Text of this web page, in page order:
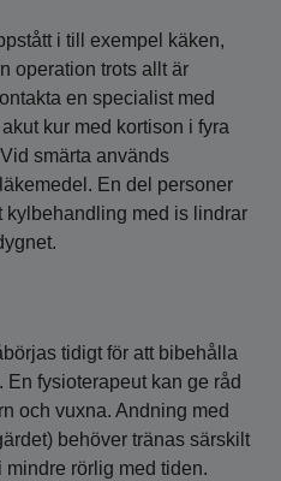
i till exempel käken,
operation trots allt är
en specialist med
kur med kortison i fyra
smärta används
En del personer
kylbehandling med is lindrar
tidigt för att bibehålla
fysioterapeut kan ge råd
och vuxna. Andning med
behöver tränas särskilt
rörlig med tiden.